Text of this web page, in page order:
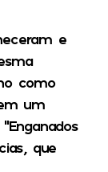
e
como
um
que